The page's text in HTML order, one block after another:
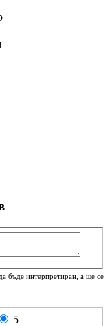
бъде интерпретиран, а ще се
5